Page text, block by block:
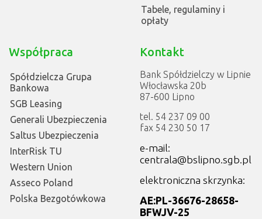
Tabele, regulaminy i
opłaty
Współpraca
Spółdzielcza Grupa
Bankowa
SGB Leasing
Generali Ubezpieczenia
Saltus Ubezpieczenia
InterRisk TU
Western Union
Asseco Poland
Polska Bezgotówkowa
Kontakt
Bank Spółdzielczy w Lipnie
Włocławska 20b
87-600 Lipno
tel. 54 237 09 00
fax 54 230 50 17
e-mail:
centrala@bslipno.sgb.pl
elektroniczna skrzynka:
AE:PL-36676-28658-
BFWJV-25